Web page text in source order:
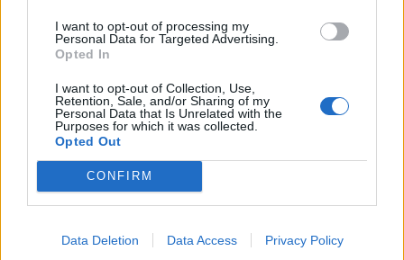
I want to opt-out of processing my
Personal Data for Targeted Advertising.
Opted In
I want to opt-out of Collection, Use,
Retention, Sale, and/or Sharing of my
Personal Data that Is Unrelated with the
Purposes for which it was collected.
Opted Out
CONFIRM
Data Deletion Data Access Privacy Policy
Θέσεις Εργασίας ανά Εταιρεία
Κέντρο Βοήθειας
Υπηρεσίες υποψηφίων
Καταχώρηση Online Βιογραφικού